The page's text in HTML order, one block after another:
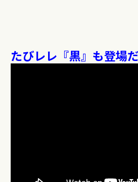
たびレレ『黒』も登場